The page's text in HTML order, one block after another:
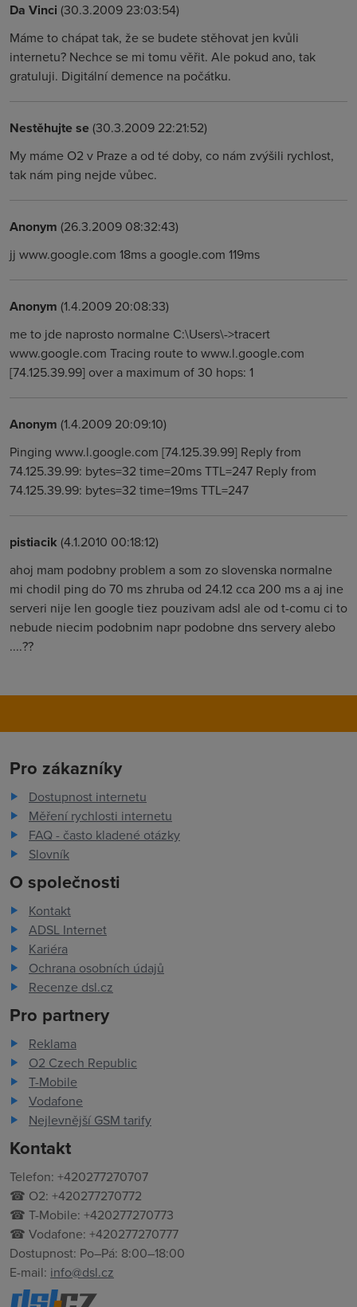
Da Vinci (30.3.2009 23:03:54)
Máme to chápat tak, že se budete stěhovat jen kvůli
internetu? Nechce se mi tomu věřit. Ale pokud ano, tak
gratuluji. Digitální demence na počátku.
Nestěhujte se(30.3.2009 22:21:52)
My máme O2 v Praze a od té doby, co nám zvýšili rychlost,
tak nám ping nejde vůbec.
Anonym (26.3.2009 08:32:43)
jj www.google.com 18ms a google.com 119ms
Anonym (1.4.2009 20:08:33)
me to jde naprosto normalne C:\Users\->tracert
www.google.com Tracing route to www.l.google.com
[74.125.39.99] over a maximum of 30 hops: 1
Anonym (1.4.2009 20:09:10)
Pinging www.l.google.com [74.125.39.99] Reply from
74.125.39.99: bytes=32 time=20ms TTL=247 Reply from
74.125.39.99: bytes=32 time=19ms TTL=247
pistiacik (4.1.2010 00:18:12)
ahoj mam podobny problem a som zo slovenska normalne
mi chodil ping do 70 ms zhruba od 24.12 cca 200 ms a aj ine
serveri nije len google tiez pouzivam adsl ale od t-comu ci to
nebude niecim podobnim napr podobne dns servery alebo
....??
Pro zákazníky
Dostupnost internetu
Měření rychlosti internetu
FAQ - často kladené otázky
Slovník
O společnosti
Kontakt
ADSL Internet
Kariéra
Ochrana osobních údajů
Recenze dsl.cz
Pro partnery
Reklama
O2 Czech Republic
T-Mobile
Vodafone
Nejlevnější GSM tarify
Kontakt
Telefon: +420277270707
☎ O2: +420277270772
☎ T-Mobile: +420277270773
☎ Vodafone: +420277270777
Dostupnost: Po–Pá: 8:00–18:00
E-mail: info@dsl.cz